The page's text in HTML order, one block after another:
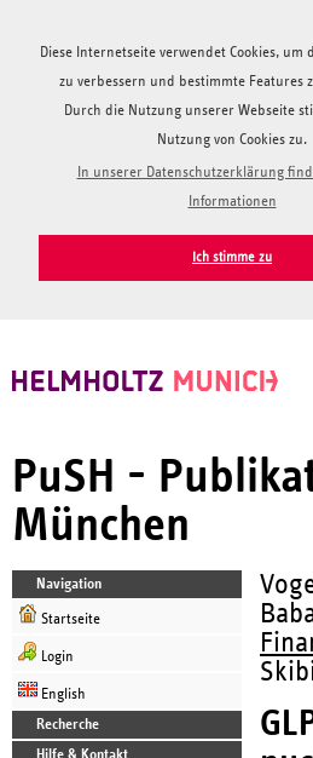
Diese Internetseite verwendet Cookies, um
zu verbessern und bestimmte Features
Durch die Nutzung unserer Webseite
Nutzung von Cookies zu.
In unserer Datenschutzerklärung
Informationen
Ich stimme zu
PuSH -
München
Navigation
Startseite
Login
English
Recherche
Hilfe & Kontakt